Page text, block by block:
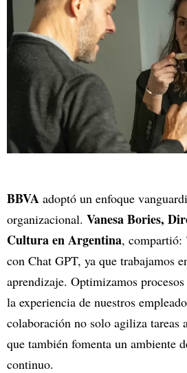
BBVA adoptó un enfoque
organizacional. Vanesa Bories,
Cultura en Argentina, compartió:
con Chat GPT, ya que trabajamos
aprendizaje. Optimizamos
la experiencia de nuestros
colaboración no solo agiliza tareas
que también fomenta un ambiente
continuo.